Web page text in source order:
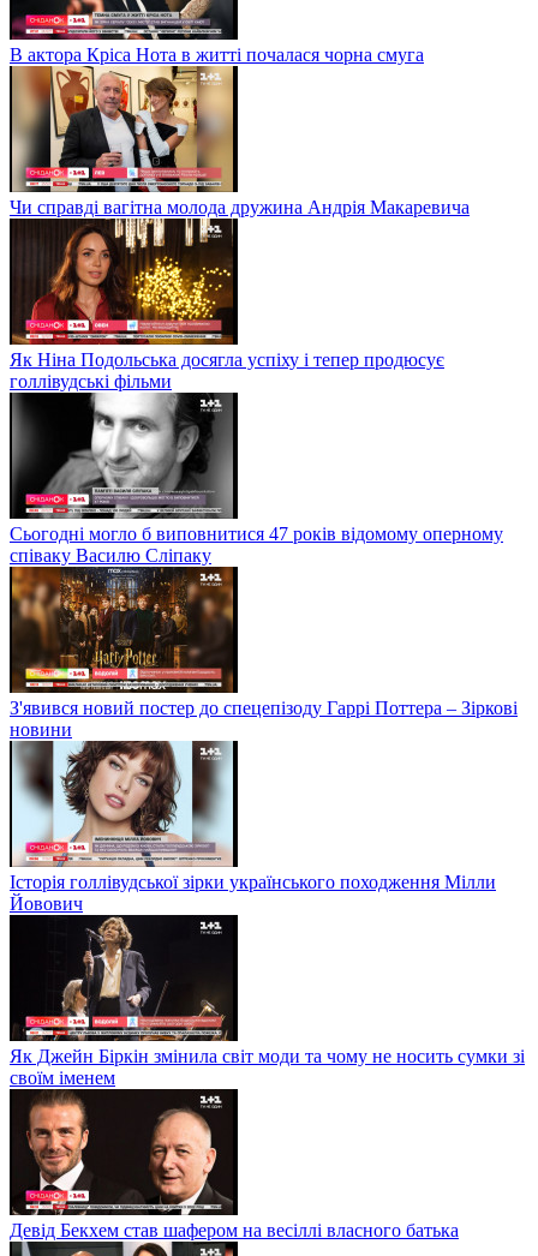
В актора Кріса Нота в житті почалася чорна смуга
Чи справді вагітна молода дружина Андрія Макаревича
Як Ніна Подольська досягла успіху і тепер продюсує
голлівудські фільми
Сьогодні могло б виповнитися 47 років відомому оперному
співаку Василю Сліпаку
З'явився новий постер до спецепізоду Гаррі Поттера – Зіркові
новини
Історія голлівудської зірки українського походження Мілли
Йовович
Як Джейн Біркін змінила світ моди та чому не носить сумки зі
своїм іменем
Девід Бекхем став шафером на весіллі власного батька